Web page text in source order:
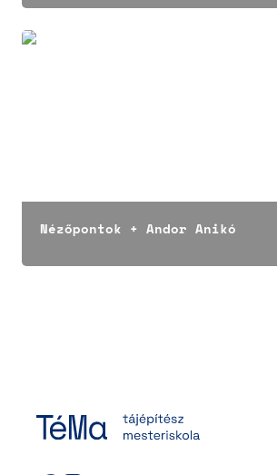
Nézőpontok + Andor Anikó
Nézőpontok + Andor Anikó